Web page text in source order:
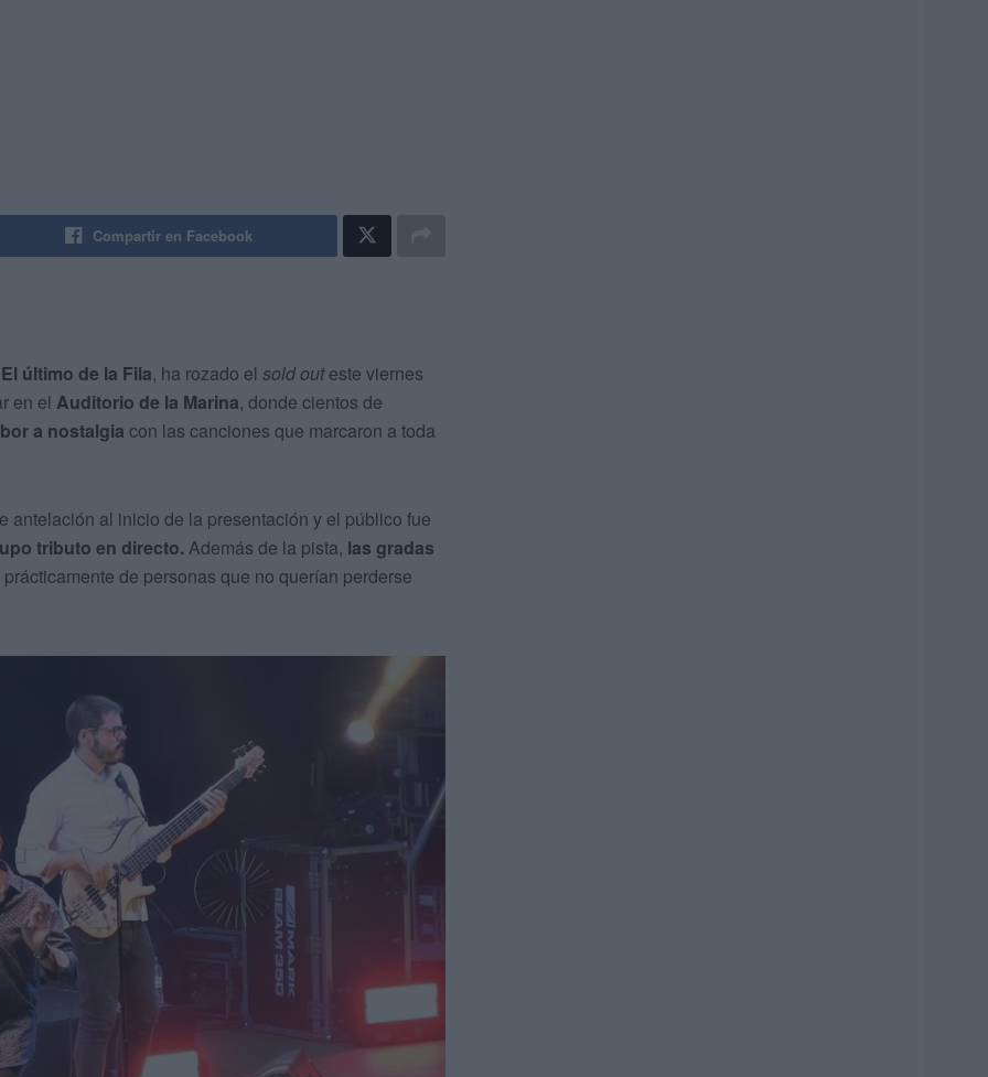
Compartir en Facebook
último de la Fila, ha rozado el sold outeste viernes
en el Auditorio de la Marina, donde cientos de
a nostalgia con las canciones que marcaron a toda
antelación al inicio de la presentación y el público fue
tributo en directo. Además de la pista, las gradas
prácticamente de personas que no querían perderse